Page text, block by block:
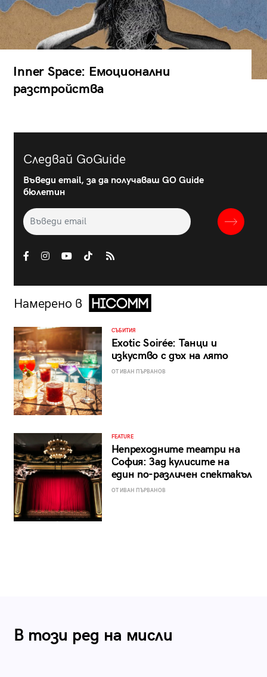
Inner Space: Емоционални
разстройства
Следвай GoGuide
Въведи email, за да получаваш GO Guide
бюлетин
Намерено в
СЪБИТИЯ
Exotic Soirée: Танци и
изкуство с дъх на лято
ОТ ИВАН ПЪРВАНОВ
FEATURE
Непреходните театри на
София: Зад кулисите на
един по-различен спектакъл
ОТ ИВАН ПЪРВАНОВ
В този ред на мисли